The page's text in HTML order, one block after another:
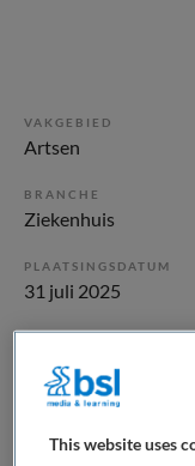
VAKGEBIED
Artsen
BRANCHE
Ziekenhuis
PLAATSINGSDATUM
31 juli 2025
ERVARING
Ervaren
Vacature
This website uses